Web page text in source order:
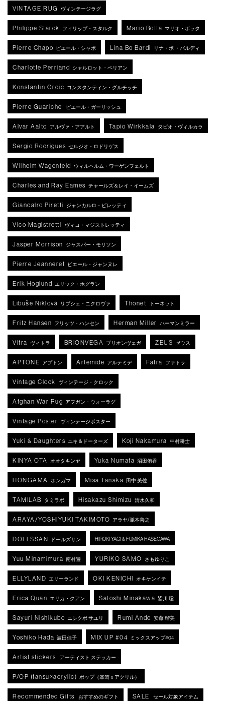
VINTAGE RUG ヴィンテージラグ
Philippe Starck フィリップ・スタルク Mario Botta マリオ・ボッタ
Pierre Chapo ピエール・シャポ Lina Bo Bardi リナ・ボ ・バルディ
Charlotte Perriand シャルロット・ペリアン
Konstantin Grcic コンスタンティン・グルチッチ
Pierre Guariche ピエール・ガーリッシュ
Alvar Aalto アルヴァ・アアルト Tapio Wirkkala タピオ・ヴィルカラ
Sergio Rodrigues セルジオ・ロドリゲス
Wilhelm Wagenfeld ウィルヘルム・ワーゲンフェルト
Charles and Ray Eames チャールズ＆レイ・イームズ
Giancalro Piretti ジャンカルロ・ピレッティ
Vico Magistretti ヴィコ・マジストレッティ
Jasper Morrison ジャスパー・モリソン
Pierre Jeanneret ピエール・ジャンヌレ
Erik Hoglund エリック・ホグラン
Libuše Niklová リブシェ・ニクロヴァ Thonet トーネット
Fritz Hansen フリッツ・ハンセン Herman Miller ハーマンミラー
Vitra ヴィトラ BRIONVEGA ブリオンヴェガ ZEUS ゼウス
APTONE アプトン Artemide アルテミデ Fatra ファトラ
Vintage Clock ヴィンテージ・クロック
Afghan War Rug アフガン・ウォーラグ
Vintage Poster ヴィンテージポスター
Yuki & Daughters ユキ＆ドーターズ Koji Nakamura 中村耕士
KINYA OTA オオタキンヤ Yuka Numata 沼田侑香
HONGAMA ホンガマ Misa Tanaka 田中 美佐
TAMILAB タミラボ Hisakazu Shimizu 清水久和
ARAYA/YOSHIYUKI TAKIMOTO アラヤ/瀧本善之
DOLLSSAN ドールズサン HIROKI YAGI & FUMIKA HASEGAWA
Yuu Minamimura 南村遊 YURIKO SAMO さもゆりこ
ELLYLAND エリーランド OKI KENICHI オキケンイチ
Erica Quan エリカ・クアン Satoshi Minakawa 皆川 聡
Sayuri Nishikubo ニシクボ サユリ Rumi Ando 安藤 瑠美
Yoshiko Hada 波田佳子 MIX UP #04 ミックスアップ#04
Artist stickers アーティスト ステッカー
P/OP (tansu×acrylic) ポップ（箪笥ｘアクリル）
Recommended Gifts おすすめのギフト SALE セール対象アイテム